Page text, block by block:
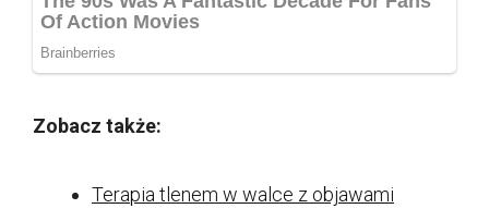
Zobacz także:
Terapia tlenem w walce z objawami